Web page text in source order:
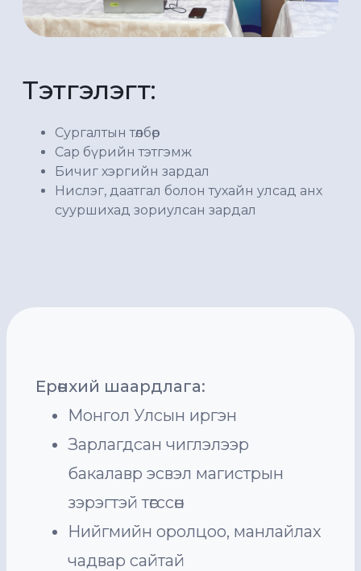
Тэтгэлэгт:
Сургалтын төлбөр
Сар бүрийн тэтгэмж
Бичиг хэргийн зардал
Нислэг, даатгал болон тухайн улсад анх
сууршихад зориулсан зардал
Ерөнхий шаардлага:
Монгол Улсын иргэн
Зарлагдсан чиглэлээр
бакалавр эсвэл магистрын
зэрэгтэй төгссөн
Нийгмийн оролцоо, манлайлах
чадвар сайтай